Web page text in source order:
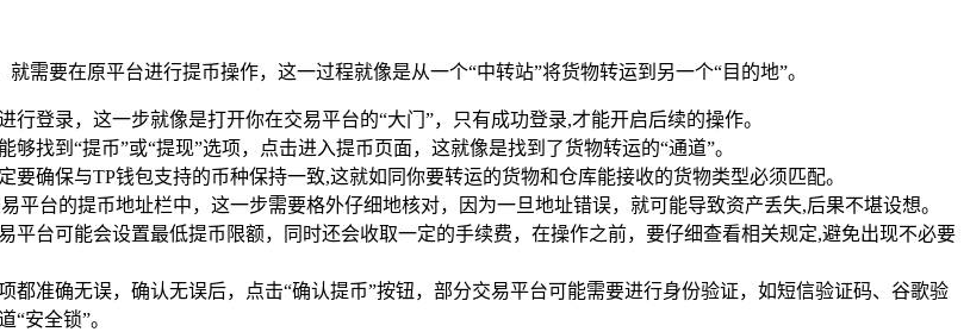
需要在原平台进行提币操作，这一过程就像是从一个“中转站”将货物转运到另一个“目的地”。
登录，这一步就像是打开你在交易平台的“大门”，只有成功登录,才能开启后续的操作。
找到“提币”或“提现”选项，点击进入提币页面，这就像是找到了货物转运的“通道”。
确保与TP钱包支持的币种保持一致,这就如同你要转运的货物和仓库能接收的货物类型必须匹配。
平台的提币地址栏中，这一步需要格外仔细地核对，因为一旦地址错误，就可能导致资产丢失,后果不堪设想。
平台可能会设置最低提币限额，同时还会收取一定的手续费，在操作之前，要仔细查看相关规定,避免出现不必要
都准确无误，确认无误后，点击“确认提币”按钮，部分交易平台可能需要进行身份验证，如短信验证码、谷歌验
安全锁”。